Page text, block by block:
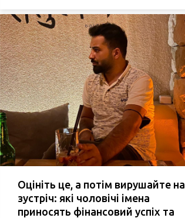
Оцініть це, а потім вирушайте на
зустріч: які чоловічі імена
приносять фінансовий успіх та